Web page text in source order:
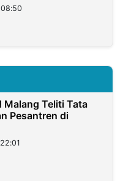
Malang Teliti Tata
Pesantren di